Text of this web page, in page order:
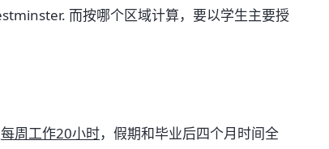
而按哪个区域计算，要以学生主要授
每周工作20小时，假期和毕业后四个月时间全